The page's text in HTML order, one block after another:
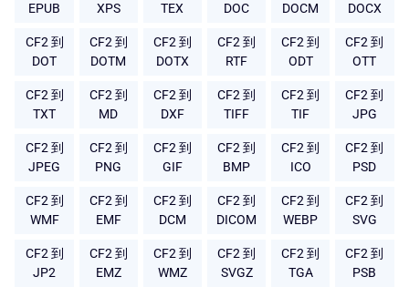
EPUB
XPS
TEX
DOC
DOCM
DOCX
CF2 到
DOT
CF2 到
DOTM
CF2 到
DOTX
CF2 到
RTF
CF2 到
ODT
CF2 到
OTT
CF2 到
TXT
CF2 到
MD
CF2 到
DXF
CF2 到
TIFF
CF2 到
TIF
CF2 到
JPG
CF2 到
JPEG
CF2 到
PNG
CF2 到
GIF
CF2 到
BMP
CF2 到
ICO
CF2 到
PSD
CF2 到
WMF
CF2 到
EMF
CF2 到
DCM
CF2 到
DICOM
CF2 到
WEBP
CF2 到
SVG
CF2 到
JP2
CF2 到
EMZ
CF2 到
WMZ
CF2 到
SVGZ
CF2 到
TGA
CF2 到
PSB